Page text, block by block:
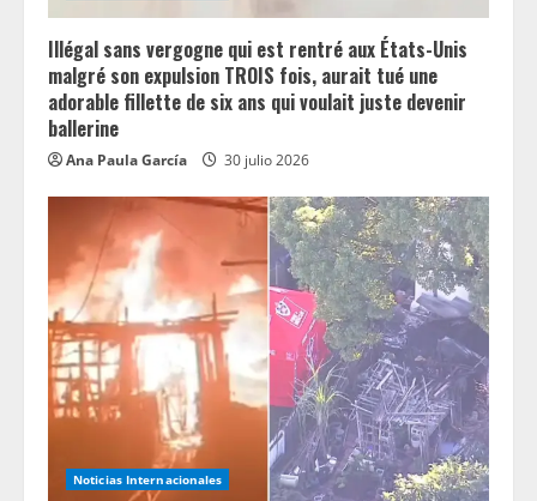
Illégal sans vergogne qui est rentré aux États-Unis
malgré son expulsion TROIS fois, aurait tué une
adorable fillette de six ans qui voulait juste devenir
ballerine
Ana Paula García 30 julio 2026
Noticias Internacionales